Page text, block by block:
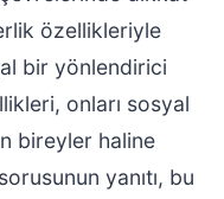
özellikleriyle
bir yönlendirici
onları sosyal
bireyler haline
sorusunun yanıtı, bu